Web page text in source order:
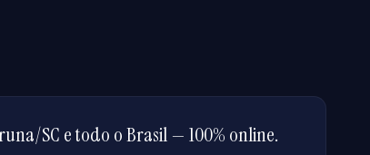
SC e todo o Brasil — 100% online.